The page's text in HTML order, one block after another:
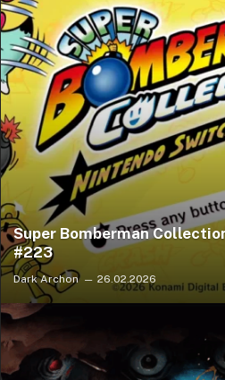
Super Bomberman
#223
Dark Archon 26.02.2026